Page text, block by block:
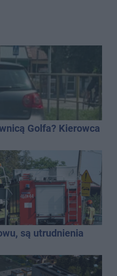
Golfa? Kierowca
są utrudnienia